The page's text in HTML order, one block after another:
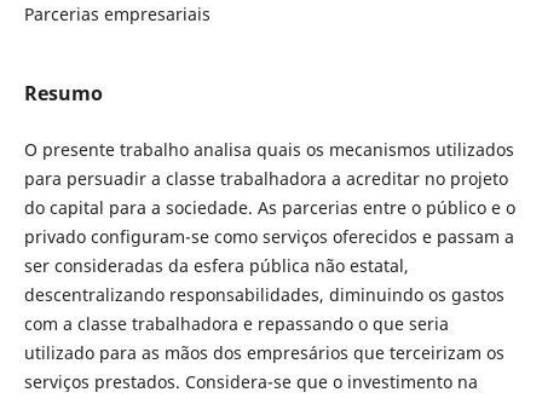
Parcerias empresariais
Resumo
O presente trabalho analisa quais os mecanismos utilizados
para persuadir a classe trabalhadora a acreditar no projeto
do capital para a sociedade. As parcerias entre o público e o
privado configuram-se como serviços oferecidos e passam a
ser consideradas da esfera pública não estatal,
descentralizando responsabilidades, diminuindo os gastos
com a classe trabalhadora e repassando o que seria
utilizado para as mãos dos empresários que terceirizam os
serviços prestados. Considera-se que o investimento na